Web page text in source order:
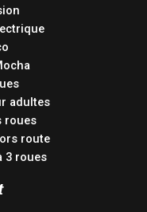
adultes
roues
route
3 roues